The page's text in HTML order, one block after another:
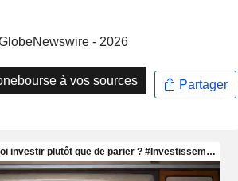
- 2026
à vos sources Partager